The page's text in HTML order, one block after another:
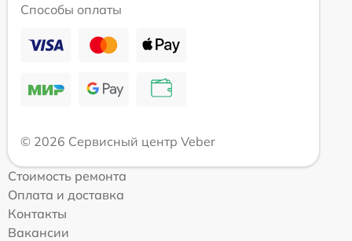
Способы оплаты
© 2026 Сервисный центр Veber
Стоимость ремонта
Оплата и доставка
Контакты
Вакансии